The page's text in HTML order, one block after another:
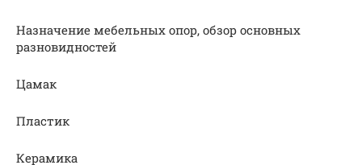
Назначение мебельных опор, обзор основных
разновидностей
Цамак
Пластик
Керамика